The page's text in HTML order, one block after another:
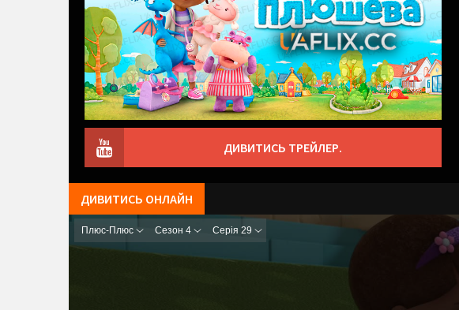
ДИВИТИСЬ ТРЕЙЛЕР.
ДИВИТИСЬ ОНЛАЙН